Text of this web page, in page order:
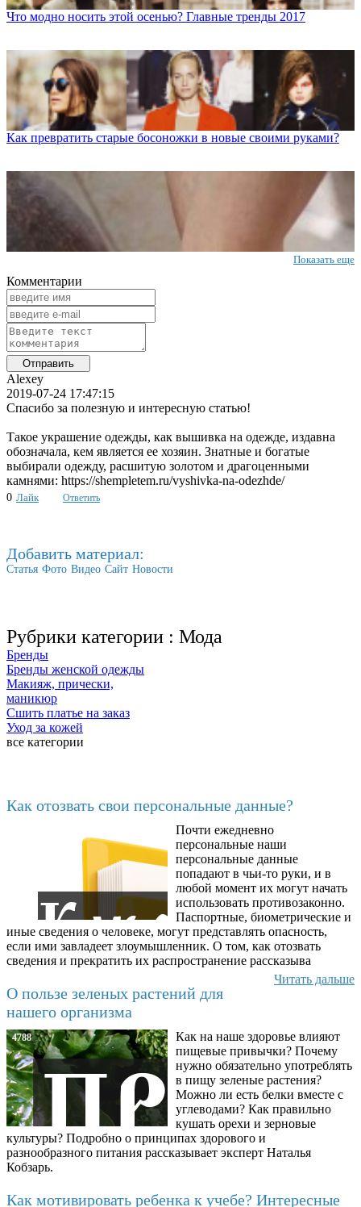
Что модно носить этой осенью? Главные тренды 2017
Как превратить старые босоножки в новые своими руками?
Показать еще
Комментарии
Alexey
2019-07-24 17:47:15
Спасибо за полезную и интересную статью!
Такое украшение одежды, как вышивка на одежде, издавна
обозначала, кем является ее хозяин. Знатные и богатые
выбирали одежду, расшитую золотом и драгоценными
камнями: https://shempletem.ru/vyshivka-na-odezhde/
0 Лайк Ответить
Добавить материал:
Статья Фото Видео Сайт Новости
Рубрики категории : Мода
Бренды
Бренды женской одежды
Макияж, прически,
маникюр
Сшить платье на заказ
Уход за кожей
все категории
Как отозвать свои персональные данные?
Почти ежедневно
персональные наши
персональные данные
попадают в чьи-то руки, и в
любой момент их могут начать
использовать противозаконно.
Паспортные, биометрические и
иные сведения о человеке, могут представлять опасность,
если ими завладеет злоумышленник. О том, как отозвать
сведения и прекратить их распространение рассказыва
Читать дальше
О пользе зеленых растений для
нашего организма
4788
Как на наше здоровье влияют
пищевые привычки? Почему
нужно обязательно употреблять
в пищу зеленые растения?
Можно ли есть белки вместе с
углеводами? Как правильно
кушать орехи и зерновые
культуры? Подробно о принципах здорового и
разнообразного питания рассказывает эксперт Наталья
Кобзарь.
Как мотивировать ребенка к учебе? Интересные